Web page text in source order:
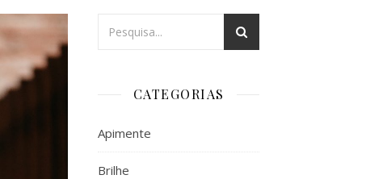
CATEGORIAS
Apimente
Brilhe